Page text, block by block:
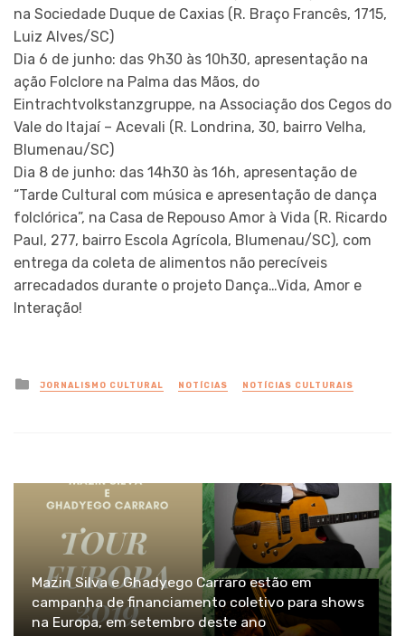
na Sociedade Duque de Caxias (R. Braço Francês, 1715,
Luiz Alves/SC)
Dia 6 de junho: das 9h30 às 10h30, apresentação na
ação Folclore na Palma das Mãos, do
Eintrachtvolkstanzgruppe, na Associação dos Cegos do
Vale do Itajaí – Acevali (R. Londrina, 30, bairro Velha,
Blumenau/SC)
Dia 8 de junho: das 14h30 às 16h, apresentação de
“Tarde Cultural com música e apresentação de dança
folclórica”, na Casa de Repouso Amor à Vida (R. Ricardo
Paul, 277, bairro Escola Agrícola, Blumenau/SC), com
entrega da coleta de alimentos não perecíveis
arrecadados durante o projeto Dança…Vida, Amor e
Interação!
Posted
in
JORNALISMO CULTURAL NOTÍCIAS NOTÍCIAS CULTURAIS
Mazin Silva e Ghadyego Carraro estão em
campanha de financiamento coletivo para shows
na Europa, em setembro deste ano